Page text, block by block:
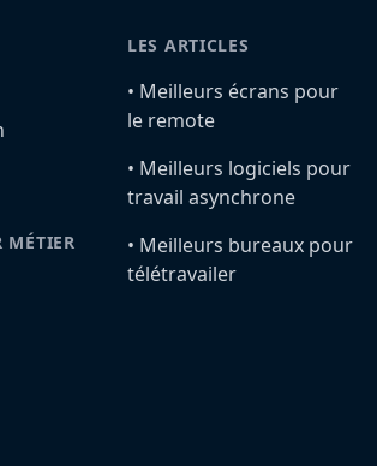
MÉTIER
LES ARTICLES
•️ Meilleurs écrans pour
le remote
•️ Meilleurs logiciels pour
travail asynchrone
•️ Meilleurs bureaux pour
télétravailer